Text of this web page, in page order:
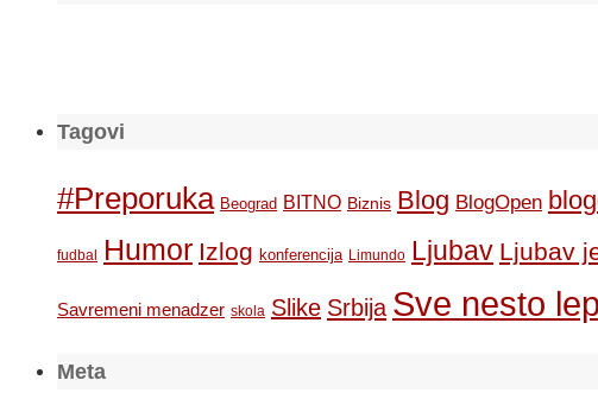
Tagovi
#Preporuka Beograd BITNO Biznis Blog BlogOpen
fudbal Humor Izlog konferencija Limundo Ljubav Ljubav
Savremeni menadzer skola Slike Srbija Sve nesto
Meta